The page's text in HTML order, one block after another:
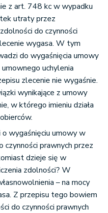
z art. 748 kc w wypadku
utraty przez
do czynności
wygasa. W tym
do wygaśnięcia umowy
uchylenia
zlecenie nie wygaśnie.
wynikające z umowy
w którego imieniu działa
wygaśnięciu umowy w
czynności prawnych przez
dzieje się w
zdolności? W
– na mocy
Z przepisu tego bowiem
do czynności prawnych